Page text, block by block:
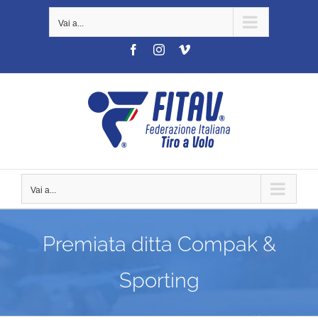
Vai a...
FacebookInstagramVimeo
Vai a...
Premiata ditta Compak &
Sporting